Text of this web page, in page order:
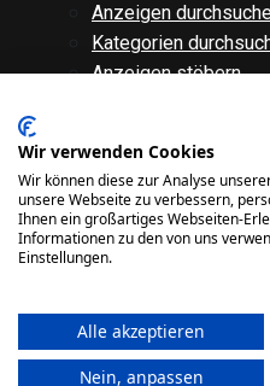
Anzeigen
Kategorien
Anzeigen stöbern
Forenübersicht
Technik
Verschiedenes
Websiteinternes
Bilder
Videos
Wir verwenden Cookies
Wir können diese zur Analyse
unsere Webseite zu verbessern,
Ihnen ein großartiges Webseiten-
Informationen zu den von uns
Einstellungen.
Alle akzeptieren
Nein, anpassen